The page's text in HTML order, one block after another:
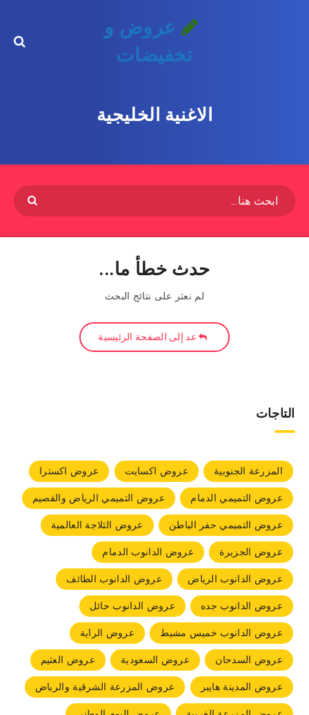
عروض و
تخفيضات
الاغنية الخليجية
حدث خطأ ما...
لم نعثر على نتائج البحث
عد إلى الصفحة الرئيسية
التاجات
المزرعة الجنوبية عروض اكسايت
عروض اكسترا
عروض التميمي الدمام
عروض التميمي الرياض والقصيم
عروض التميمي حفر الباطن
عروض الثلاجة العالمية
عروض الجزيرة
عروض الدانوب الدمام
عروض الدانوب الرياض
عروض الدانوب الطائف
عروض الدانوب جده
عروض الدانوب حائل
عروض الدانوب خميس مشيط
عروض الراية
عروض السدحان
عروض السعودية
عروض العثيم
عروض المدينة هايبر
عروض المزرعة الشرقية والرياض